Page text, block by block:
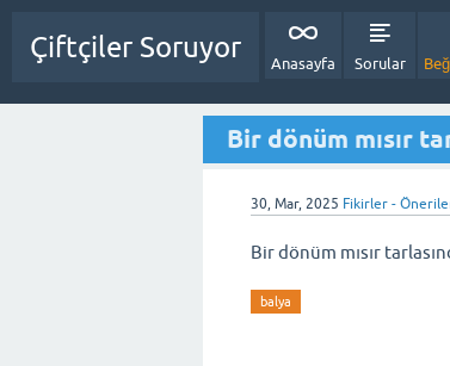
Çiftçiler Soruyor
Anasayfa Sorular
Bir dönüm mısır
30, Mar, 2025 Fikirler -
Bir dönüm mısır
balya